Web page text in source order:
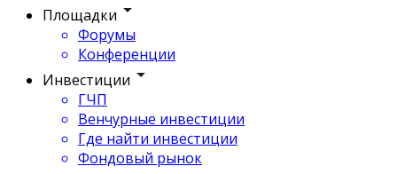
Площадки
Форумы
Конференции
Инвестиции
ГЧП
Венчурные инвестиции
Где найти инвестиции
Фондовый рынок